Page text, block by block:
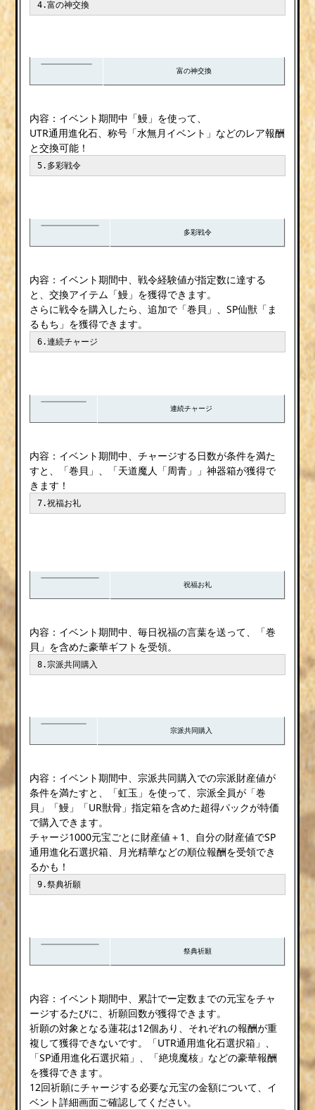
4.富の神交換
富の神交換
内容：イベント期間中「鰻」を使って、
UTR通用進化石、称号「水無月イベント」などのレア報酬
と交換可能！
5.多彩戦令
多彩戦令
内容：イベント期間中、戦令経験値が指定数に達する
と、交換アイテム「鰻」を獲得できます。
さらに戦令を購入したら、追加で「巻貝」、SP仙獣「ま
るもち」を獲得できます。
6.連続チャージ
連続チャージ
内容：イベント期間中、チャージする日数が条件を満た
すと、「巻貝」、「天道魔人「周青」」神器箱が獲得で
きます！
7.祝福お礼
祝福お礼
内容：イベント期間中、毎日祝福の言葉を送って、「巻
貝」を含めた豪華ギフトを受領。
8.宗派共同購入
宗派共同購入
内容：イベント期間中、宗派共同購入での宗派財産値が
条件を満たすと、「虹玉」を使って、宗派全員が「巻
貝」「鰻」「UR獣骨」指定箱を含めた超得パックが特価
で購入できます。
チャージ1000元宝ごとに財産値＋1、自分の財産値でSP
通用進化石選択箱、月光精華などの順位報酬を受領でき
るかも！
9.祭典祈願
祭典祈願
内容：イベント期間中、累計でー定数までの元宝をチャ
ージするたびに、祈願回数が獲得できます。
祈願の対象となる蓮花は12個あり、それぞれの報酬が重
複して獲得できないです。「UTR通用進化石選択箱」、
「SP通用進化石選択箱」、「絶境魔核」などの豪華報酬
を獲得できます。
12回祈願にチャージする必要な元宝の金額について、イ
ベント詳細画面ご確認してください。